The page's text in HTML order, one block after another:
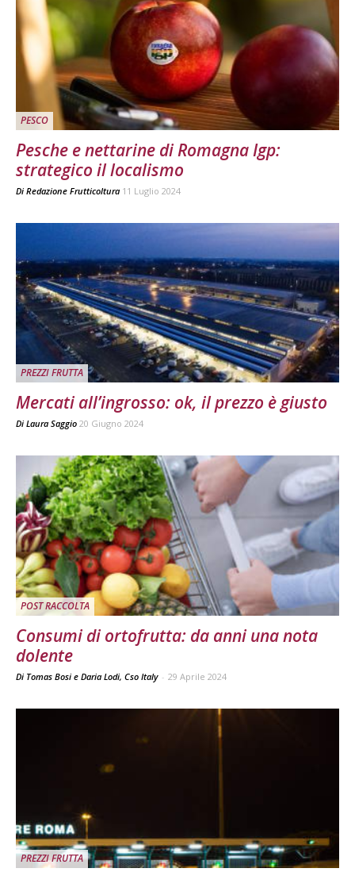
PESCO
Pesche e nettarine di Romagna Igp:
strategico il localismo
Di Redazione Frutticoltura 11 Luglio 2024
PREZZI FRUTTA
Mercati all’ingrosso: ok, il prezzo è giusto
Di Laura Saggio 20 Giugno 2024
POST RACCOLTA
Consumi di ortofrutta: da anni una nota
dolente
Di Tomas Bosi e Daria Lodi, Cso Italy - 29 Aprile 2024
PREZZI FRUTTA